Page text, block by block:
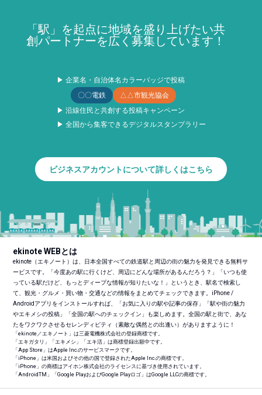
「駅」を起点に地域を盛り上げたい共
創パートナーを広く募集しています！
▶ 企業名・自治体名カラーバッジで投稿
〇〇電鉄
△△市観光協会
▶ 沿線住民と共創する投稿キャンペーン
▶ 全国から集客できるデジタルスタンプラリー
ビジネスアカウントについて詳しくはこちら
ekinote WEBとは
ekinote（エキノート）は、日本全国すべての鉄道駅と周辺の街の魅力を発見できる無料サ
ービスです。「今度あの駅に行くけど、周辺にどんな場所があるんだろう？」「いつも使
っている駅だけど、もっとディープな情報が知りたいな！」というとき、駅名で検索し
て、観光・グルメ・買い物・交通などの情報をまとめてチェックできます。iPhone /
Androidアプリをインストールすれば、「お気に入りの駅や記事の保存」「駅や街の魅力
やエキメシの投稿」「全国の駅へのチェックイン」も楽しめます。全国の駅と街で、あな
たをワクワクさせるセレンディピティ（素敵な偶然との出逢い）がありますように！
「ekinote／エキノート」は三菱電機株式会社の登録商標です。
「エキガタリ」「エキメシ」「エキ活」は商標登録出願中です。
「App Store」はApple Inc.のサービスマークです。
「iPhone」は米国およびその他の国で登録されたApple Inc.の商標です。
「iPhone」の商標はアイホン株式会社のライセンスに基づき使用されています。
「AndroidTM 」「Google PlayおよびGoogle Playロゴ」はGoogle LLCの商標です。